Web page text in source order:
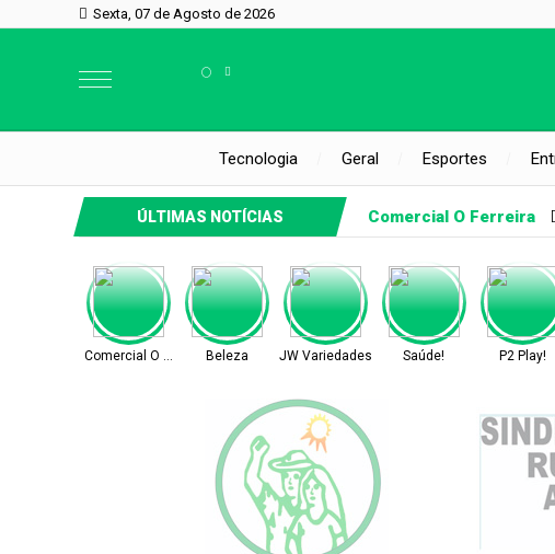
Sexta, 07 de Agosto de 2026
°
Tecnologia Geral Esportes
ÚLTIMAS NOTÍCIAS Comercial O Ferreira
Comercial O FerreiraBeleza JW Variedades Saúde! P2 Play!